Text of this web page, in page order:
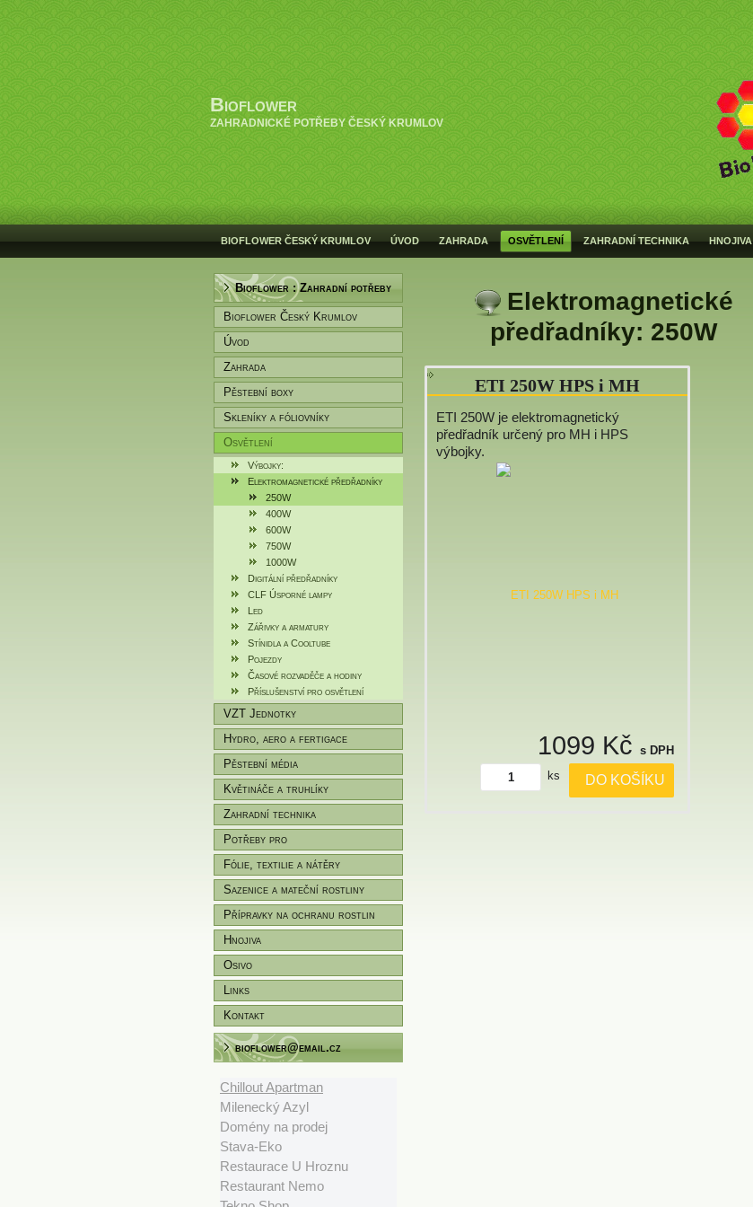
Bioflower
ZAHRADNICKÉ POTŘEBY ČESKÝ KRUMLOV
BIOFLOWER ČESKÝ KRUMLOV ÚVOD ZAHRADA OSVĚTLENÍ ZAHRADNÍ TECHNIKA HNOJIVA
Bioflower : Zahradní potřeby
Bioflower Český Krumlov
Úvod
Zahrada
Pěstební boxy
Skleníky a fóliovníky
Osvětlení
Výbojky:
Elektromagnetické předřadníky
250W
400W
600W
750W
1000W
Digitální předřadníky
CLF Úsporné lampy
Led
Zářivky a armatury
Stínidla a Cooltube
Pojezdy
Časové rozvaděče a hodiny
Příslušenství pro osvětlení
VZT Jednotky
Hydro, aero a fertigace
Pěstební média
Květináče a truhlíky
Zahradní technika
Potřeby pro
zahradníky/pěstitele
Fólie, textilie a nátěry
Sazenice a mateční rostliny
Přípravky na ochranu rostlin
Hnojiva
Osivo
Links
Kontakt
bioflower@email.cz
Chillout Apartman
Milenecký Azyl
Domény na prodej
Stava-Eko
Restaurace U Hroznu
Restaurant Nemo
Elektromagnetické
předřadníky: 250W
ETI 250W HPS i MH
ETI 250W je elektromagnetický
předřadník určený pro MH i HPS
výbojky.
1099 Kčs DPH
ks
DO KOŠÍKU